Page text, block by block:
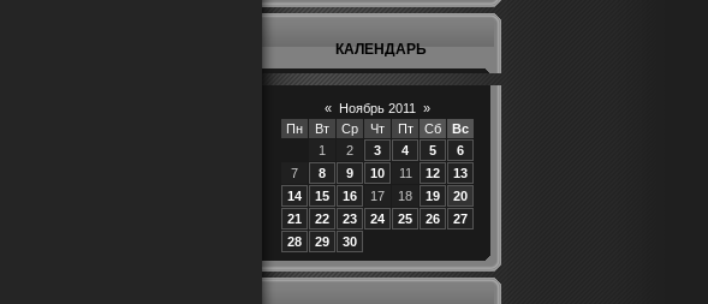
КАЛЕНДАРЬ
« Ноябрь 2011
»
Пн
Вт Ср Чт Пт Сб
Вс
1
2 3 4 5
6
7
8 9 10 11 12
13
14
15 16 17 18 19
20
21
22 23 24 25 26
27
28
29 30